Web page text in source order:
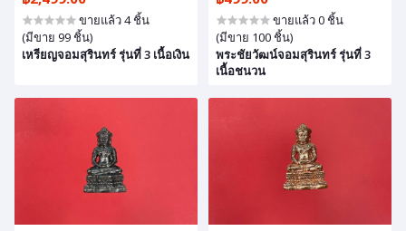
ขายแล้ว 4 ชิ้น
(มีขาย 99 ชิ้น)
เหรียญจอมสุรินทร์ รุ่นที่ 3 เนื้อเงิน
ขายแล้ว 0 ชิ้น
(มีขาย 100 ชิ้น)
พระชัยวัฒน์จอมสุรินทร์ รุ่นที่ 3
เนื้อชนวน